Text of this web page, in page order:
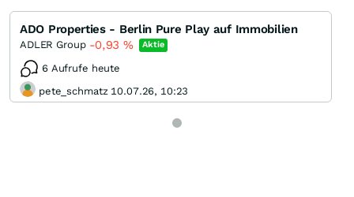
ADO Properties - Berlin Pure Play auf Immobilien
ADLER Group -0,93 % Aktie
6 Aufrufe heute
pete_schmatz 10.07.26, 10:23